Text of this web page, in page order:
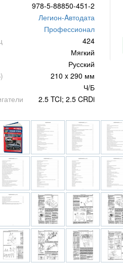
978-5-88850-451-2
Легион-Aвтодата
Профессионал
424
Мягкий
Русский
210 x 290 мм
Ч/Б
2.5 TCI; 2.5 CRDi